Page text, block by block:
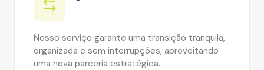
Nosso serviço garante uma transição tranquila,
organizada e sem interrupções, aproveitando
uma nova parceria estratégica.